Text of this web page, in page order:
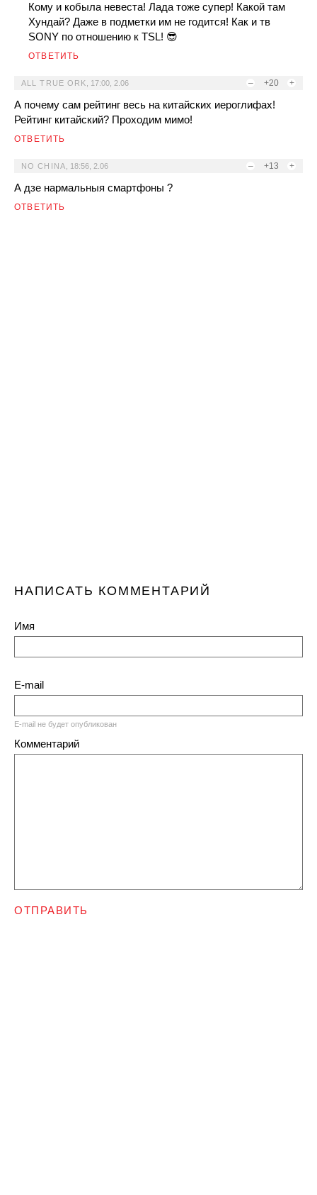
Кому и кобыла невеста! Лада тоже супер! Какой там
Хундай? Даже в подметки им не годится! Как и тв
SONY по отношению к TSL! 😎
ОТВЕТИТЬ
– +20 +
ALL TRUE ORK 17:00, 2.06
А почему сам рейтинг весь на китайских иероглифах!
Рейтинг китайский? Проходим мимо!
ОТВЕТИТЬ
– +13 +
NO CHINA 18:56, 2.06
А дзе нармальныя смартфоны ?
ОТВЕТИТЬ
НАПИСАТЬ КОММЕНТАРИЙ
Имя
E-mail
E-mail не будет опубликован
Комментарий
ОТПРАВИТЬ